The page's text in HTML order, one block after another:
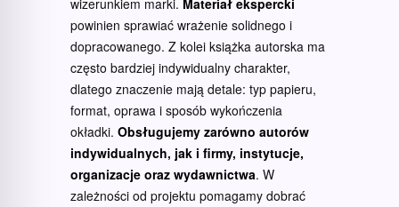
wizerunkiem marki. Materiał ekspercki
powinien sprawiać wrażenie solidnego i
dopracowanego. Z kolei książka autorska ma
często bardziej indywidualny charakter,
dlatego znaczenie mają detale: typ papieru,
format, oprawa i sposób wykończenia
okładki. Obsługujemy zarówno autorów
indywidualnych, jak i firmy, instytucje,
organizacje oraz wydawnictwa. W
zależności od projektu pomagamy dobrać